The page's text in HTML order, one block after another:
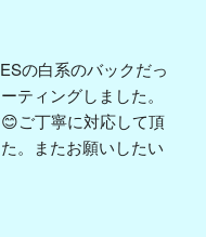
の白系のバックだっ
ティングしました。
ご丁寧に対応して頂
。またお願いしたい